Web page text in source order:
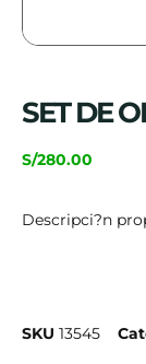
SET DE
S/280.00
Descripci?n
SKU 13545